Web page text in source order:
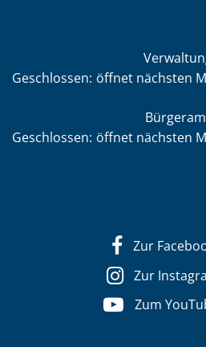
Klicken, um weitere Öffnungs-
Geschlossen: öffnet nächsten
Klicken, um weitere Öffnungs-
Geschlossen: öffnet nächsten
Zur
Zur
Zum